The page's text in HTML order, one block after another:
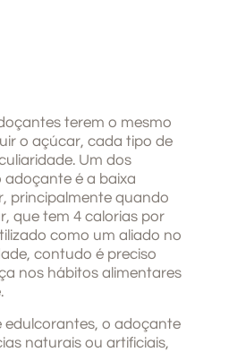
terem o mesmo
o açúcar, cada tipo de
Um dos
adoçante é a baixa
principalmente quando
que tem 4 calorias por
como um aliado no
contudo é preciso
nos hábitos alimentares
edulcorantes, o adoçante
naturais ou artificiais,